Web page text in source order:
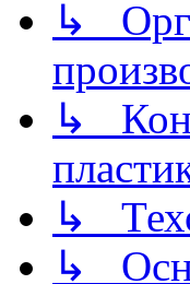
↳
↳
↳
↳